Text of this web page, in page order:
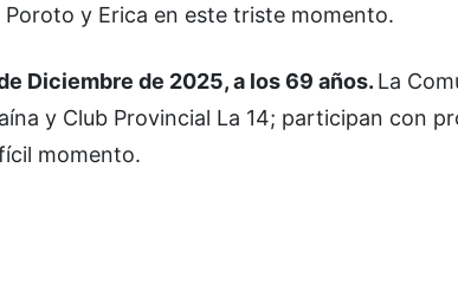
y Erica en este triste momento.
de Diciembre de 2025, a los 69 años. La
y Club Provincial La 14; participan con
momento.